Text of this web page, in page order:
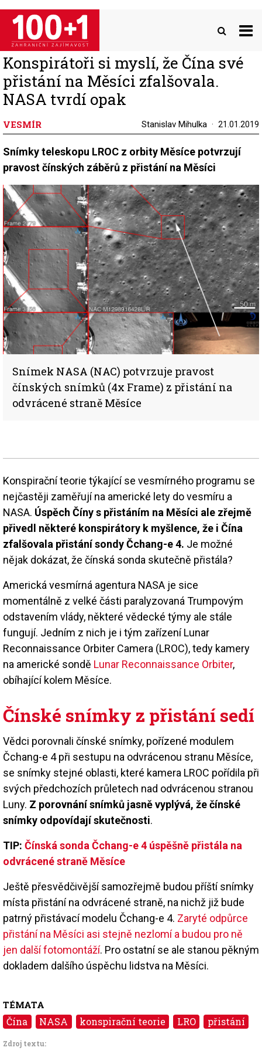
Přejít
hlavnímu
obsahu
Konspirátoři si myslí, že Čína své
přistání na Měsíci zfalšovala.
NASA tvrdí opak
VESMÍR Stanislav Mihulka 21.01.2019
Snímky teleskopu LROC z orbity Měsíce potvrzují
pravost čínských záběrů z přistání na Měsíci
Snímek NASA (NAC) potvrzuje pravost
čínských snímků (4x Frame) z přistání na
odvrácené straně Měsíce
Konspirační teorie týkající se vesmírného programu se
nejčastěji zaměřují na americké lety do vesmíru a
NASA. Úspěch Číny s přistáním na Měsíci ale zřejmě
přivedl některé konspirátory k myšlence, že i Čína
zfalšovala přistání sondy Čchang-e 4. Je možné
nějak dokázat, že čínská sonda skutečně přistála?
Americká vesmírná agentura NASA je sice
momentálně z velké části paralyzovaná Trumpovým
odstavením vlády, některé vědecké týmy ale stále
fungují. Jedním z nich je i tým zařízení Lunar
Reconnaissance Orbiter Camera (LROC), tedy kamery
na americké sondě Lunar Reconnaissance Orbiter,
obíhající kolem Měsíce.
Čínské snímky z přistání sedí
Vědci porovnali čínské snímky, pořízené modulem
Čchang-e 4 při sestupu na odvrácenou stranu Měsíce,
se snímky stejné oblasti, které kamera LROC pořídila při
svých předchozích průletech nad odvrácenou stranou
Luny. Z porovnání snímků jasně vyplývá, že čínské
snímky odpovídají skutečnosti.
TIP: Čínská sonda Čchang-e 4 úspěšně přistála na
odvrácené straně Měsíce
Ještě přesvědčivější samozřejmě budou příští snímky
místa přistání na odvrácené straně, na nichž již bude
patrný přistávací modelu Čchang-e 4. Zaryté odpůrce
přistání na Měsíci asi stejně nezlomí a budou pro ně
jen další fotomontáží. Pro ostatní se ale stanou pěkným
dokladem dalšího úspěchu lidstva na Měsíci.
TÉMATA
Čína NASA konspirační teorie LRO přistání
Zdroj textu: